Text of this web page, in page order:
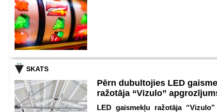
SKATS
Pērn dubultojies LED
ražotāja “Vizulo”
LED gaismekļu ražotāja